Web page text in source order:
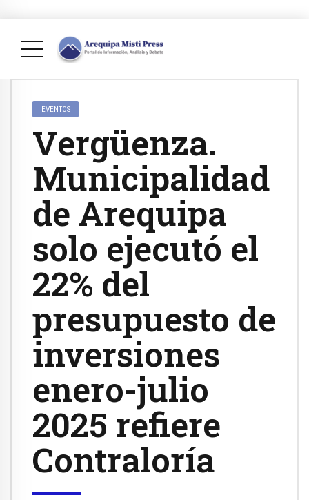
EVENTOS
Vergüenza.
Municipalidad
de Arequipa
solo ejecutó el
22% del
presupuesto de
inversiones
enero-julio
2025 refiere
Contraloría